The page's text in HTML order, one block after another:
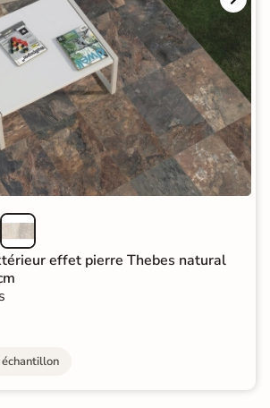
effet pierre Thebes natural